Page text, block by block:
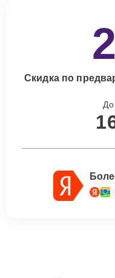
Скидка по
До